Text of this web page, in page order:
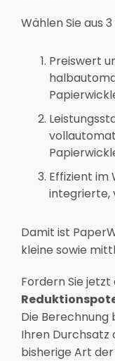
Wählen Sie aus
Preiswert
Effizient im
integrierte,
Damit ist
kleine sowie
Fordern Sie
Die
Ihren Durchsatz
bisherige Art